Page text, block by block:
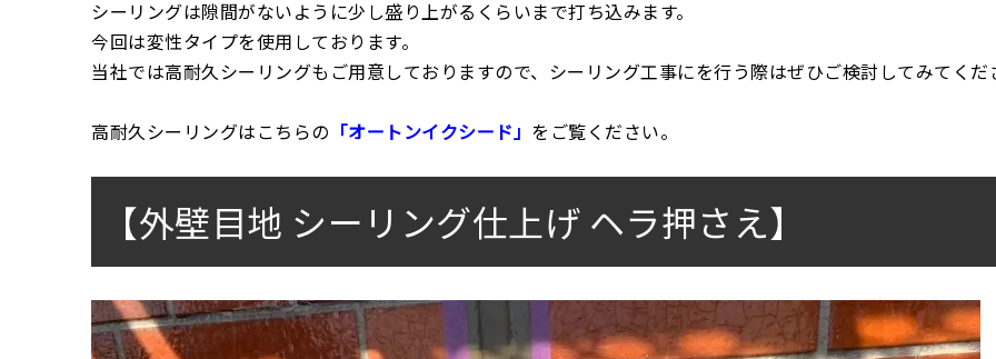
シーリングは隙間がないように少し盛り上がるくらいまで打ち込みます。
今回は変性タイプを使用しております。
当社では高耐久シーリングもご用意しておりますので、シーリング工事にを行う際はぜひご検討してみてくだ
高耐久シーリングはこちらの 「オートンイクシード」 をご覧ください。
【外壁目地 シーリング仕上げ ヘラ押さえ】